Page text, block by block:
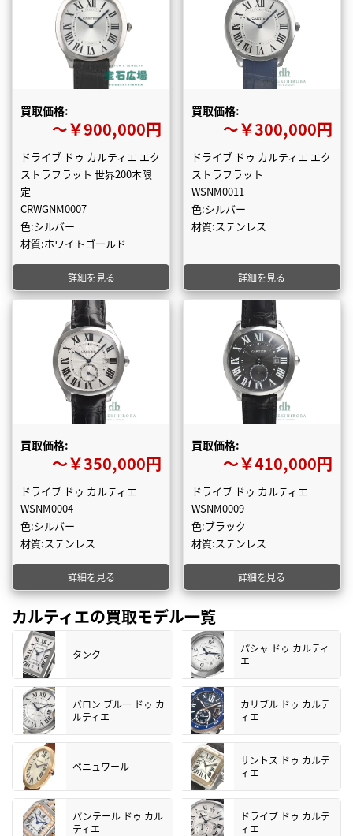
買取価格:
〜￥900,000円
ドライブ ドゥ カルティエ エク
ストラフラット 世界200本限
定
CRWGNM0007
色:シルバー
材質:ホワイトゴールド
詳細を見る
買取価格:
〜￥300,000円
ドライブ ドゥ カルティエ エク
ストラフラット
WSNM0011
色:シルバー
材質:ステンレス
詳細を見る
買取価格:
〜￥350,000円
ドライブ ドゥ カルティエ
WSNM0004
色:シルバー
材質:ステンレス
詳細を見る
買取価格:
〜￥410,000円
ドライブ ドゥ カルティエ
WSNM0009
色:ブラック
材質:ステンレス
詳細を見る
カルティエの買取モデル一覧
タンク
パシャ ドゥ カルティ
エ
バロン ブルー ドゥ カ
ルティエ
カリブル ドゥ カルテ
ィエ
ベニュワール
サントス ドゥ カルテ
ィエ
パンテール ドゥ カル
ティエ
ドライブ ドゥ カルテ
ィエ